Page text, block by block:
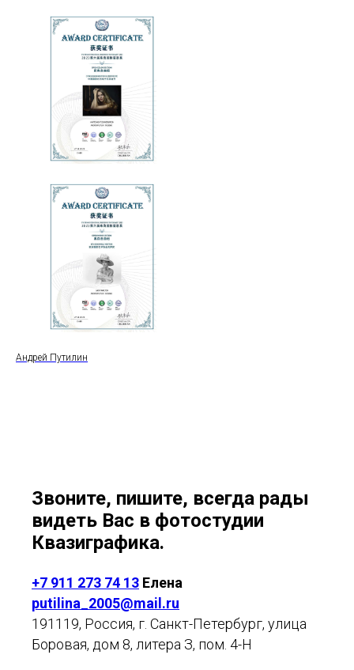
Андрей Путилин
Звоните, пишите, всегда рады
видеть Вас в фотостудии
Квазиграфика.
+7 911 273 74 13 Елена
putilina_2005@mail.ru
191119, Россия, г. Санкт-Петербург, улица
Боровая, дом 8, литера З, пом. 4-Н